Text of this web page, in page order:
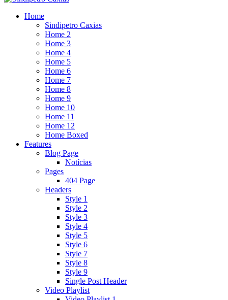
Home
Sindipetro Caxias
Home 2
Home 3
Home 4
Home 5
Home 6
Home 7
Home 8
Home 9
Home 10
Home 11
Home 12
Home Boxed
Features
Blog Page
Notícias
Pages
404 Page
Headers
Style 1
Style 2
Style 3
Style 4
Style 5
Style 6
Style 7
Style 8
Style 9
Single Post Header
Video Playlist